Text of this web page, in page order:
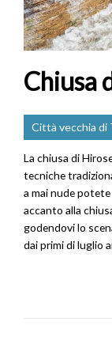
Chiusa
Città vecchia di
La chiusa di
tecniche
a mai nude
accanto alla
godendovi lo
dai primi di luglio